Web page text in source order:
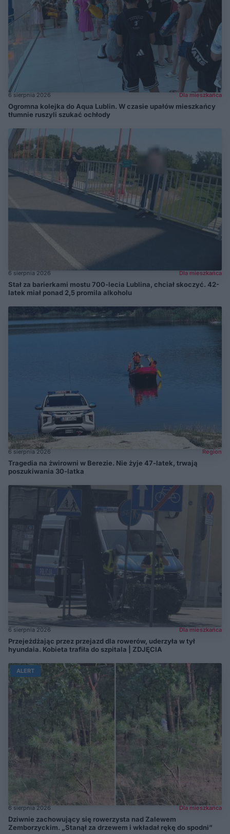
6 sierpnia 2026 Dla mieszkańca
Ogromna kolejka do Aqua Lublin. W czasie upałów mieszkańcy
tłumnie ruszyli szukać ochłody
6 sierpnia 2026 Dla mieszkańca
Stał za barierkami mostu 700-lecia Lublina, chciał skoczyć. 42-
latek miał ponad 2,5 promila alkoholu
6 sierpnia 2026 Region
Tragedia na żwirowni w Berezie. Nie żyje 47-latek, trwają
poszukiwania 30-latka
6 sierpnia 2026 Dla mieszkańca
Przejeżdżając przez przejazd dla rowerów, uderzyła w tył
hyundaia. Kobieta trafiła do szpitala | ZDJĘCIA
ALERT
6 sierpnia 2026 Dla mieszkańca
Dziwnie zachowujący się rowerzysta nad Zalewem
Zemborzyckim. „Stanął za drzewem i wkładał rękę do spodni”